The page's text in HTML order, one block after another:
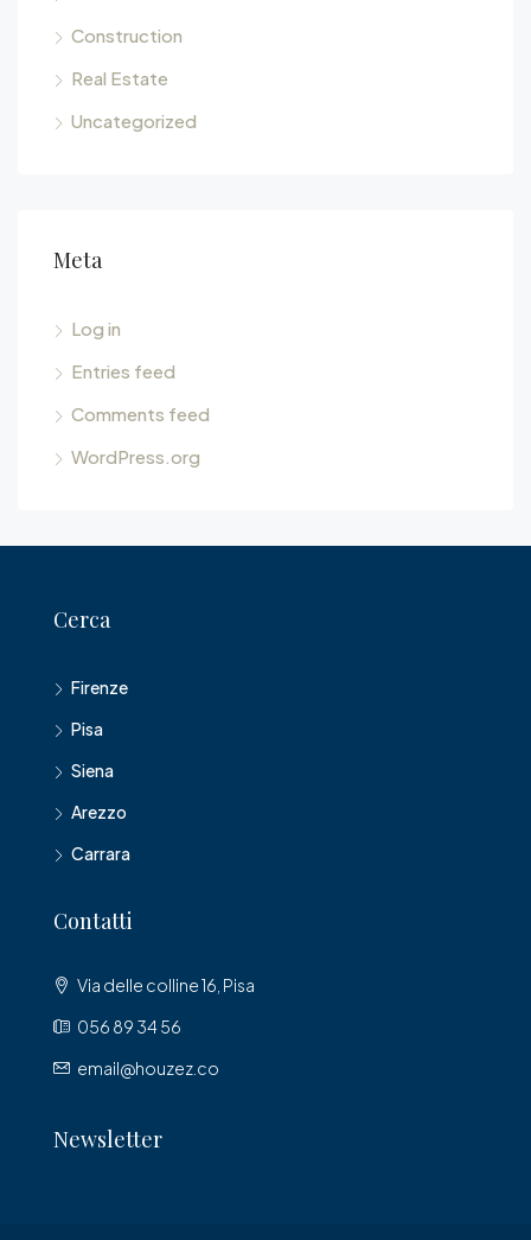
Construction
Real Estate
Uncategorized
Meta
Log in
Entries feed
Comments feed
WordPress.org
Cerca
Firenze
Pisa
Siena
Arezzo
Carrara
Contatti
Via delle colline 16, Pisa
056 89 34 56
email@houzez.co
Newsletter